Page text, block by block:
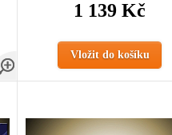
1 139 Kč
Vložit do košíku